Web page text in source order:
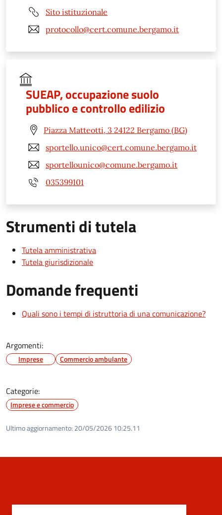
Sito istituzionale
protocollo@cert.comune.bergamo.it
SUEAP, occupazione suolo
pubblico e controllo edilizio
Piazza Matteotti, 3 24122 Bergamo (BG)
sportello.unico@cert.comune.bergamo.it
sportellounico@comune.bergamo.it
035399101
Strumenti di tutela
Tutela amministrativa
Tutela giurisdizionale
Domande frequenti
Quali sono i tempi di istruttoria di una comunicazione?
Argomenti:
Imprese Commercio ambulante
Categorie:
Imprese e commercio
Ultimo aggiornamento: 20/05/2026 10:25.11